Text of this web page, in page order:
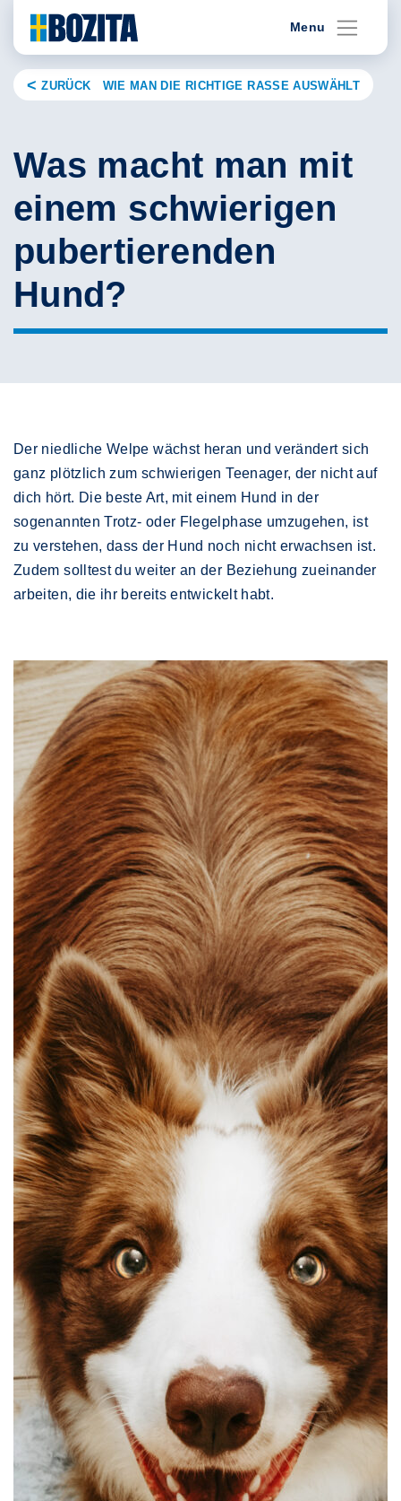
content
Menu
ZURÜCK WIE MAN DIE RICHTIGE RASSE AUSWÄHLT
Was macht man mit
einem schwierigen
pubertierenden
Hund?
Der niedliche Welpe wächst heran und verändert sich
ganz plötzlich zum schwierigen Teenager, der nicht auf
dich hört. Die beste Art, mit einem Hund in der
sogenannten Trotz- oder Flegelphase umzugehen, ist
zu verstehen, dass der Hund noch nicht erwachsen ist.
Zudem solltest du weiter an der Beziehung zueinander
arbeiten, die ihr bereits entwickelt habt.